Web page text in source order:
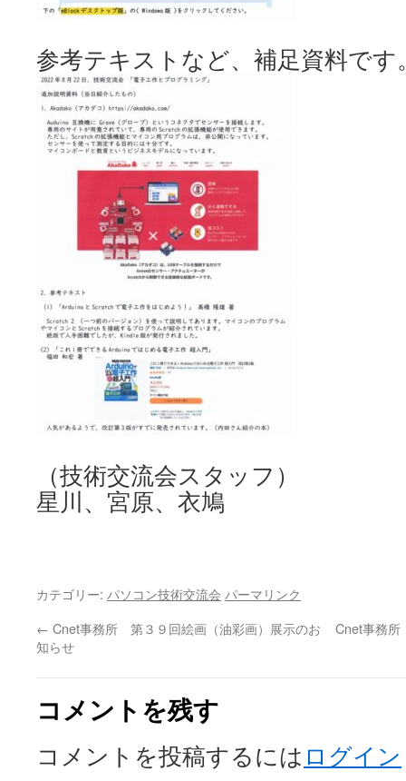
参考テキストなど、補足資料です
（技術交流会スタッフ）
星川、宮原、衣鳩
カテゴリー: パソコン技術交流会 パーマリンク
← Cnet事務所 第３９回絵画（油彩画）展示のお
知らせ
Cnet事務
コメントを残す
コメントを投稿するには ログイン